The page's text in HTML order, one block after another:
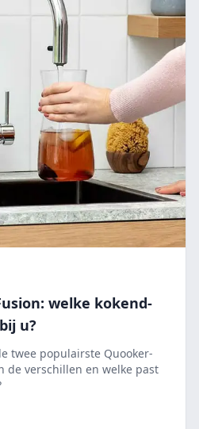
welke kokend-
u?
twee populairste Quooker-
de verschillen en welke past